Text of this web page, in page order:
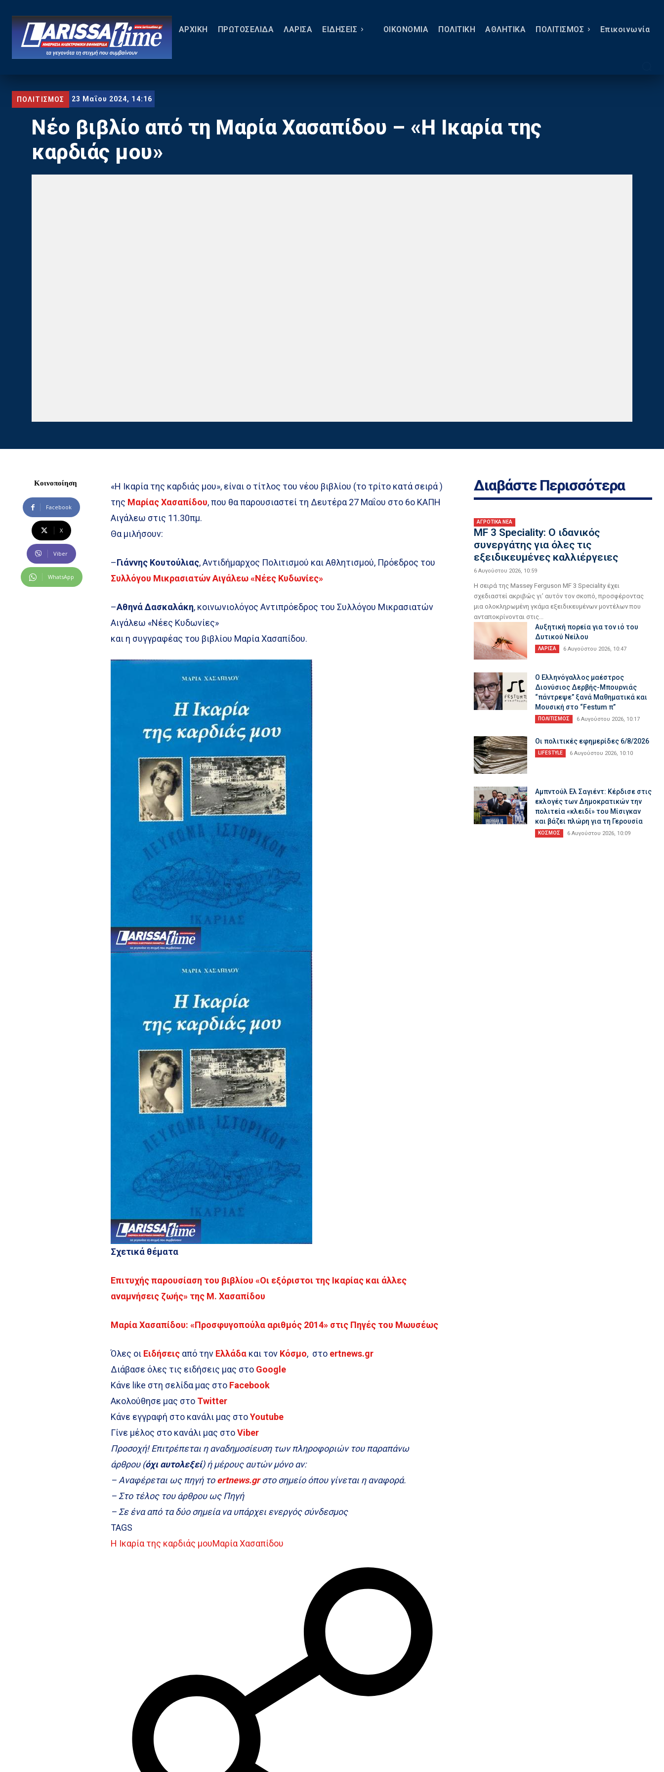
ΑΡΧΙΚΗ ΠΡΩΤΟΣΕΛΙΔΑ ΛΑΡΙΣΑ ΕΙΔΗΣΕΙΣ ΟΙΚΟΝΟΜΙΑ ΠΟΛΙΤΙΚΗ ΑΘΛΗΤΙΚΑ ΠΟΛΙΤΙΣΜΟΣ Eπικοινωνία
ΠΟΛΙΤΙΣΜΟΣ 23 Μαΐου 2024, 14:16
Nέο βιβλίο από τη Μαρία Χασαπίδου – «Η Ικαρία της
καρδιάς μου»
Κοινοποίηση
Facebook
X
Viber
WhatsApp
«Η Ικαρία της καρδιάς μου», είναι ο τίτλος του νέου βιβλίου (το τρίτο κατά σειρά )
της Μαρίας Χασαπίδου, που θα παρουσιαστεί τη Δευτέρα 27 Μαΐου στο 6ο ΚΑΠΗ
Αιγάλεω στις 11.30πμ.
Θα μιλήσουν:
–Γιάννης Κουτούλιας, Αντιδήμαρχος Πολιτισμού και Αθλητισμού, Πρόεδρος του
Συλλόγου Μικρασιατών Αιγάλεω «Νέες Κυδωνίες»
–Αθηνά Δασκαλάκη, κοινωνιολόγος Αντιπρόεδρος του Συλλόγου Μικρασιατών
Αιγάλεω «Νέες Κυδωνίες»
και η συγγραφέας του βιβλίου Μαρία Χασαπίδου.
Σχετικά θέματα
Επιτυχής παρουσίαση του βιβλίου «Οι εξόριστοι της Ικαρίας και άλλες
αναμνήσεις ζωής» της Μ. Χασαπίδου
Μαρία Χασαπίδου: «Προσφυγοπούλα αριθμός 2014» στις Πηγές του Μωυσέως
Όλες οι Ειδήσεις από την Ελλάδα και τον Κόσμο, στο ertnews.gr
Διάβασε όλες τις ειδήσεις μας στο Google
Κάνε like στη σελίδα μας στο Facebook
Ακολούθησε μας στο Twitter
Κάνε εγγραφή στο κανάλι μας στοYoutube
Γίνε μέλος στο κανάλι μας στοViber
Προσοχή! Επιτρέπεται η αναδημοσίευση των πληροφοριών του παραπάνω
άρθρου (όχι αυτολεξεί) ή μέρους αυτών μόνο αν:
– Αναφέρεται ως πηγή τοertnews.gr στο σημείο όπου γίνεται η αναφορά.
– Στο τέλος του άρθρου ως Πηγή
– Σε ένα από τα δύο σημεία να υπάρχει ενεργός σύνδεσμος
TAGS
Η Ικαρία της καρδιάς μουΜαρία Χασαπίδου
Διαβάστε Περισσότερα
ΑΓΡΟΤΙΚΑ ΝΕΑ
MF 3 Speciality: Ο ιδανικός
συνεργάτης για όλες τις
εξειδικευµένες καλλιέργειες
6 Αυγούστου 2026, 10:59
Η σειρά της Massey Ferguson MF 3 Speciality έχει
σχεδιαστεί ακριβώς γι’ αυτόν τον σκοπό, προσφέροντας
µια ολοκληρωµένη γκάµα εξειδικευµένων µοντέλων που
ανταποκρίνονται στις...
Aυξητική πορεία για τον ιό του
Δυτικού Νείλου
ΛΑΡΙΣΑ 6 Αυγούστου 2026, 10:47
Ο Ελληνόγαλλος μαέστρος
Διονύσιος Δερβής-Μπουρνιάς
“πάντρεψε” ξανά Μαθηματικά και
Μουσική στο “Festum π”
ΠΟΛΙΤΙΣΜΟΣ 6 Αυγούστου 2026, 10:17
Οι πολιτικές εφημερίδες 6/8/2026
LIFESTYLE 6 Αυγούστου 2026, 10:10
Αμπντούλ Ελ Σαγιέντ: Κέρδισε στις
εκλογές των Δημοκρατικών την
πολιτεία «κλειδί» του Μίσιγκαν
και βάζει πλώρη για τη Γερουσία
ΚΟΣΜΟΣ 6 Αυγούστου 2026, 10:09